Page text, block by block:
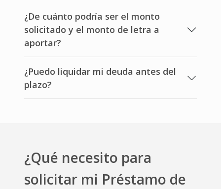
¿De cuánto podría ser el monto
solicitado y el monto de letra a
aportar?
¿Puedo liquidar mi deuda antes del
plazo?
¿Qué necesito para
solicitar mi Préstamo de